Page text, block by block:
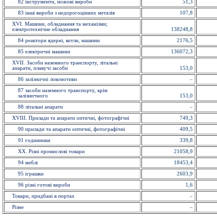
82 інструменти, ножовi вироби 51,3
83 іншi вироби з недорогоцінних металiв 107,8
XVI. Машини, обладнання та механізми;
електротехнічне обладнання
138248,8
84 реактори ядерні, котли, машини 2176,5
85 електричнi машини 136072,3
XVII. Засоби наземного транспорту, літальні
апарати, плавучі засоби
153,0
86 залізничні локомотиви –
87 засоби наземного транспорту, крім
залізничного
153,0
88 літальні апарати –
XVIII. Прилади та апарати оптичнi, фотографічні 749,3
90 прилади та апарати оптичнi, фотографічні 409,5
91 годинники 339,8
XX. Рiзнi промислові товари 21058,9
94 меблi 18453,4
95 іграшки 2603,9
96 рiзнi готовi вироби 1,6
Товари, придбані в портах –
Різне –